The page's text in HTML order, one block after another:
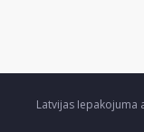
Latvijas Iepakojuma